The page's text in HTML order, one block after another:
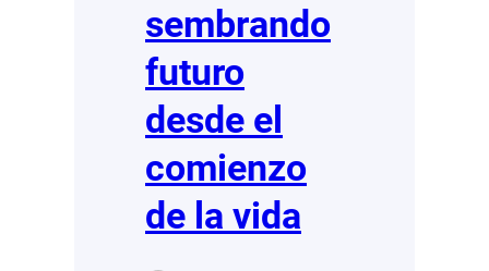
sembrando
futuro
desde el
comienzo
de la vida